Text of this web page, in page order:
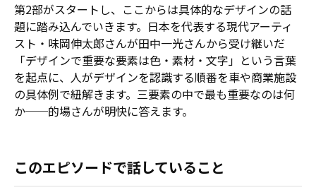
第2部がスタートし、ここからは具体的なデザインの話
題に踏み込んでいきます。日本を代表する現代アーティ
スト・味岡伸太郎さんが田中一光さんから受け継いだ
「デザインで重要な要素は色・素材・文字」という言葉
を起点に、人がデザインを認識する順番を車や商業施設
の具体例で紐解きます。三要素の中で最も重要なのは何
か──的場さんが明快に答えます。
このエピソードで話していること